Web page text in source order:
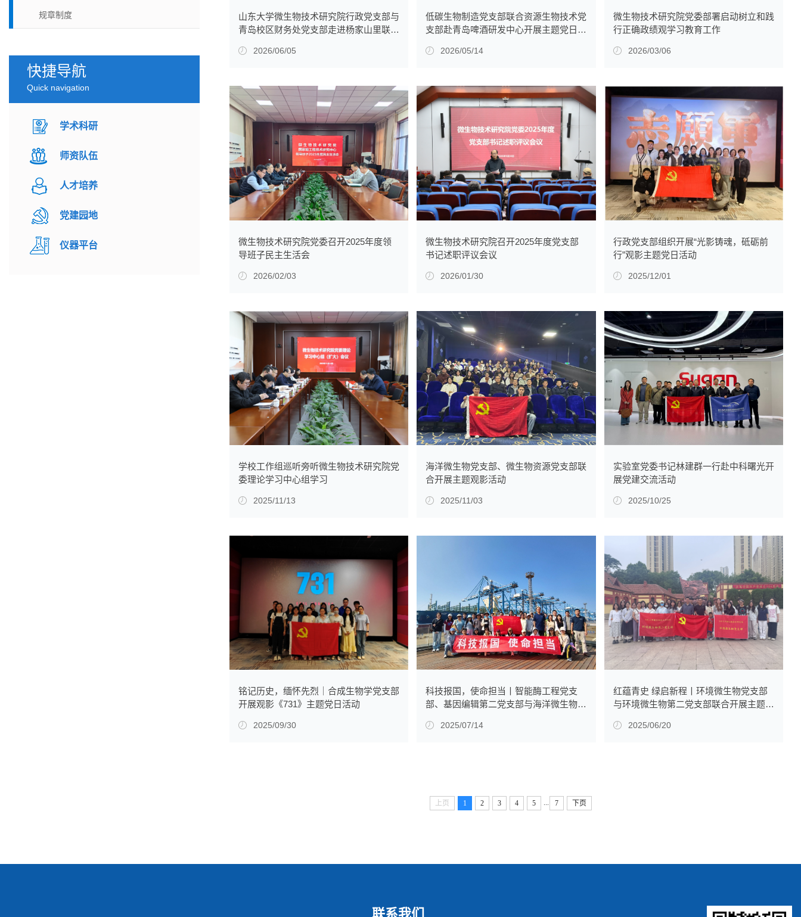
规章制度
快捷导航
Quick navigation
学术科研
师资队伍
人才培养
党建园地
仪器平台
山东大学微生物技术研究院行政党支部与
青岛校区财务处党支部走进杨家山里联合
2026/06/05
低碳生物制造党支部联合资源生物技术党
支部赴青岛啤酒研发中心开展主题党日活
2026/05/14
微生物技术研究院党委部署启动树立和践
行正确政绩观学习教育工作
2026/03/06
微生物技术研究院党委召开2025年度领
导班子民主生活会
2026/02/03
微生物技术研究院召开2025年度党支部
书记述职评议会议
2026/01/30
行政党支部组织开展“光影铸魂，砥砺前
行”观影主题党日活动
2025/12/01
学校工作组巡听旁听微生物技术研究院党
委理论学习中心组学习
2025/11/13
海洋微生物党支部、微生物资源党支部联
合开展主题观影活动
2025/11/03
实验室党委书记林建群一行赴中科曙光开
展党建交流活动
2025/10/25
铭记历史，缅怀先烈｜合成生物学党支部
开展观影《731》主题党日活动
2025/09/30
科技报国，使命担当丨智能酶工程党支
部、基因编辑第二党支部与海洋微生物党
2025/07/14
红蕴青史 绿启新程丨环境微生物党支部
与环境微生物第二党支部联合开展主题党
2025/06/20
上页 1 2 3 4 5 ... 7 下页
联系我们